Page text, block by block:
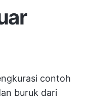
contoh
buruk dari